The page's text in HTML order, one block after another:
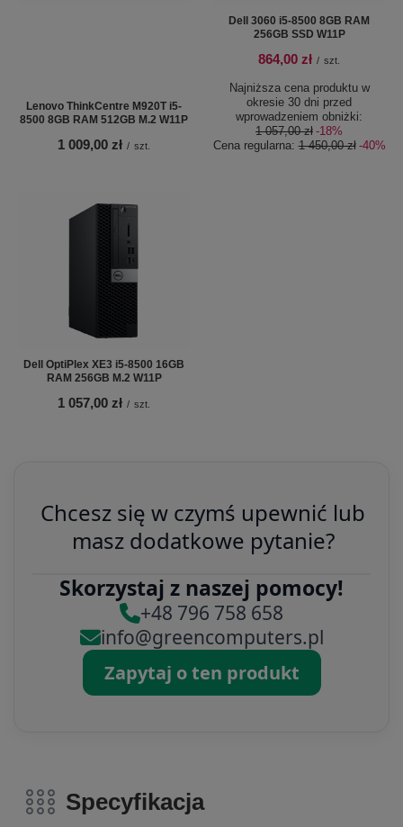
Lenovo ThinkCentre M920T i5-
8500 8GB RAM 512GB M.2 W11P
1 009,00 zł / szt.
Dell 3060 i5-8500 8GB RAM
256GB SSD W11P
864,00 zł / szt.
Najniższa cena produktu w
okresie 30 dni przed
wprowadzeniem obniżki:
1 057,00 zł -18%
Cena regularna:1 450,00 zł -40%
Dell OptiPlex XE3 i5-8500 16GB
RAM 256GB M.2 W11P
1 057,00 zł / szt.
Chcesz się w czymś upewnić lub
masz dodatkowe pytanie?
Skorzystaj z naszej pomocy!
+48 796 758 658
info@greencomputers.pl
Zapytaj o ten produkt
Specyfikacja